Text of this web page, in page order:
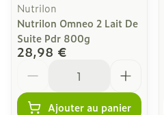
Nutrilon
Nutrilon Omneo 2 Lait De
Suite Pdr 800g
28,98 €
Ajouter au panier